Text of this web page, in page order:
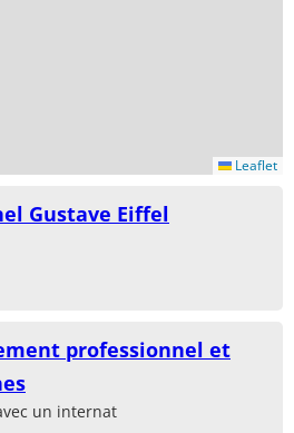
Leaflet
Gustave Eiffel
professionnel et
un internat